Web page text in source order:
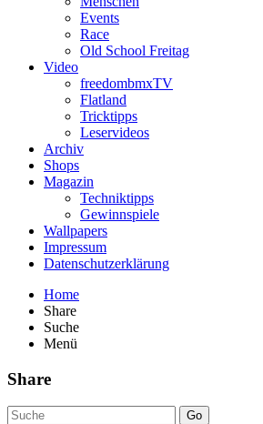
Events
Race
Old School Freitag
Video
freedombmxTV
Flatland
Tricktipps
Leservideos
Archiv
Shops
Magazin
Techniktipps
Gewinnspiele
Wallpapers
Impressum
Datenschutzerklärung
Home
Share
Suche
Menü
Share
Go